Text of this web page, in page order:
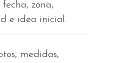
fecha, zona,
e idea inicial.
medidas,